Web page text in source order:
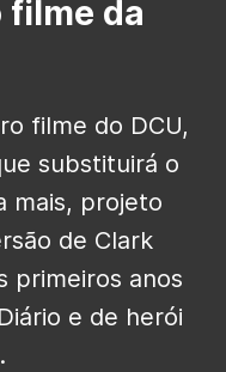
filme da
filme do DCU,
substituirá o
mais, projeto
de Clark
primeiros anos
e de herói